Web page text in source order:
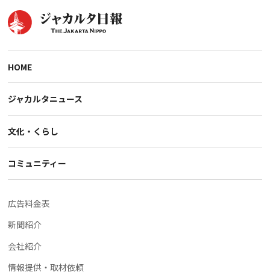
HOME
ジャカルタニュース
文化・くらし
コミュニティー
広告料金表
新聞紹介
会社紹介
情報提供・取材依頼